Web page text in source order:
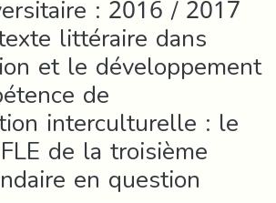
: 2016 / 2017
littéraire dans
et le développement
de
interculturelle : le
de la troisième
en question